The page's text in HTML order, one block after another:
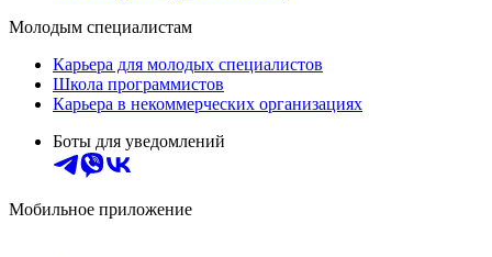
Молодым специалистам
Карьера для молодых специалистов
Школа программистов
Карьера в некоммерческих организациях
Боты для уведомлений
Мобильное приложение